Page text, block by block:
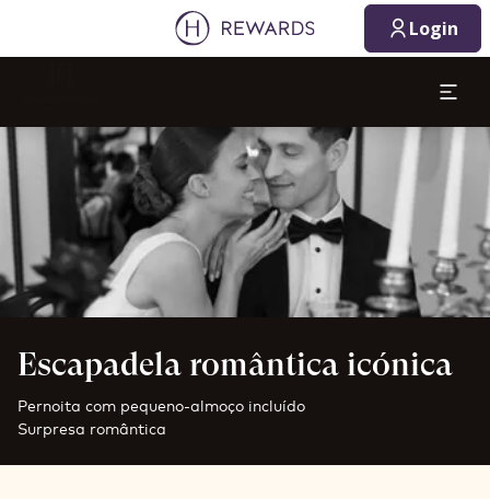
Login
Diapositivo 1 de 1
Escapadela romântica icónica
Pernoita com pequeno-almoço incluído
Surpresa romântica